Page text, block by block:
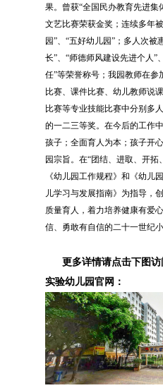
果。曾获“全国民办教育先进集
文艺比赛荣获金奖；连续多年
园”、“五好幼儿园”；多人次被
长”、“师德师风建设先进个人”
任”等荣誉称号；我园教师在
比赛、课件比赛、幼儿教师说
比赛等专业技能比赛中分别多
的一二三等奖。在今后的工作
孩子；全面育人为本；孩子开
园宗旨。在“团结、进取、开拓
《幼儿园工作规程》和《幼儿
儿学习与发展指南》为指导，
质量育人，着力培养健康有爱
信、勇敢有自信的二十一世纪小
更多详情请点击下图访
实验幼儿园官网：